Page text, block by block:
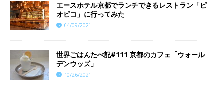
エースホテル京都でランチできるレストラン「ピ
オピコ」に行ってみた
04/09/2021
世界ごはんたべ記#111 京都のカフェ「ウォール
デンウッズ」
10/26/2021